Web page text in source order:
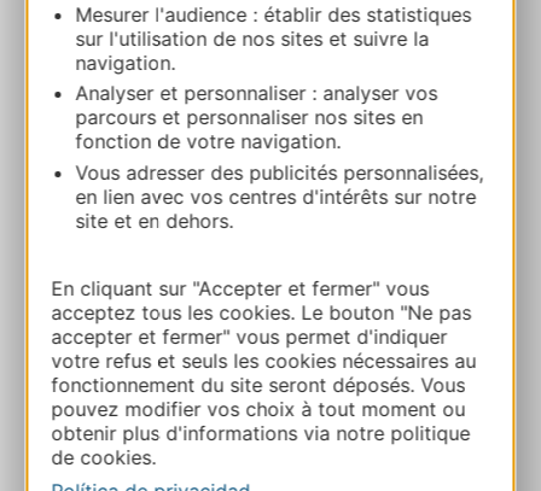
Mesurer l'audience : établir des statistiques
sur l'utilisation de nos sites et suivre la
navigation.
Analyser et personnaliser : analyser vos
parcours et personnaliser nos sites en
fonction de votre navigation.
Vous adresser des publicités personnalisées,
en lien avec vos centres d'intérêts sur notre
site et en dehors.
En cliquant sur "Accepter et fermer" vous
acceptez tous les cookies. Le bouton "Ne pas
accepter et fermer" vous permet d'indiquer
votre refus et seuls les cookies nécessaires au
fonctionnement du site seront déposés. Vous
pouvez modifier vos choix à tout moment ou
obtenir plus d'informations via notre politique
de cookies.
Ruta y acceso
+33565484334
+33565443085
Sitio web
Facebook